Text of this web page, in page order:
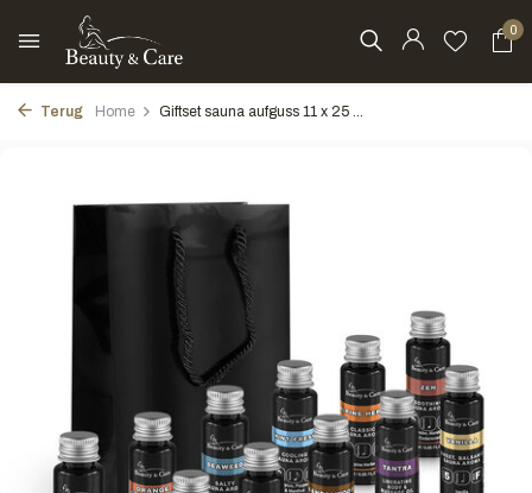
0
Terug Home Giftset sauna aufguss 11 x 25 ...